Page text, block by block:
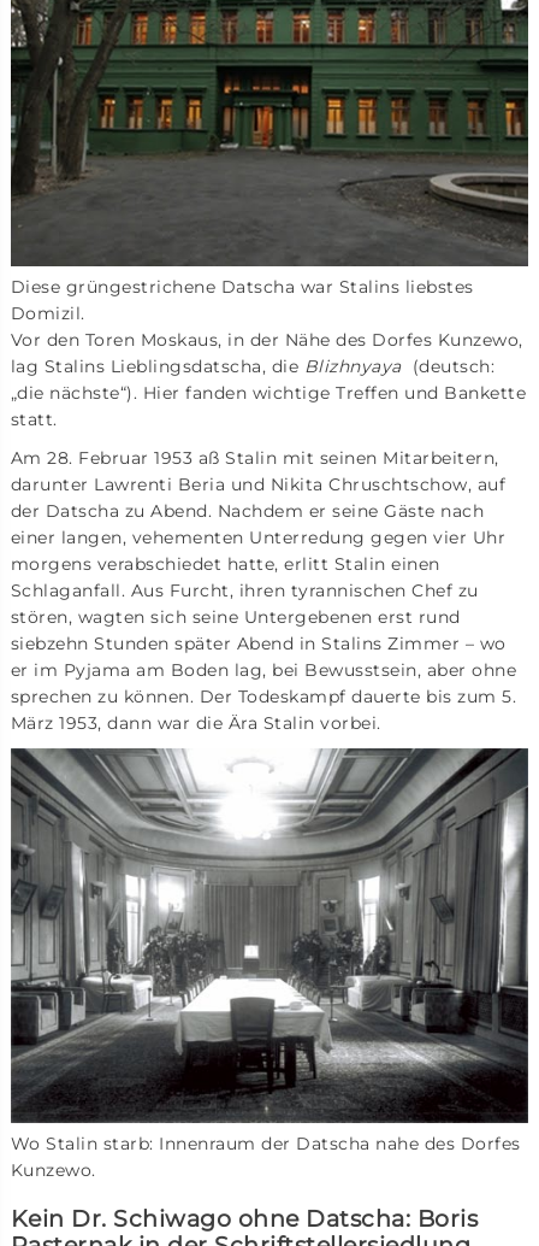
Diese grüngestrichene Datscha war Stalins liebstes
Domizil.
Vor den Toren Moskaus, in der Nähe des Dorfes Kunzewo,
lag Stalins Lieblingsdatscha, die Blizhnyaya(deutsch:
„die nächste“). Hier fanden wichtige Treffen und Bankette
statt.
Am 28. Februar 1953 aß Stalin mit seinen Mitarbeitern,
darunter Lawrenti Beria und Nikita Chruschtschow, auf
der Datscha zu Abend. Nachdem er seine Gäste nach
einer langen, vehementen Unterredung gegen vier Uhr
morgens verabschiedet hatte, erlitt Stalin einen
Schlaganfall. Aus Furcht, ihren tyrannischen Chef zu
stören, wagten sich seine Untergebenen erst rund
siebzehn Stunden später Abend in Stalins Zimmer – wo
er im Pyjama am Boden lag, bei Bewusstsein, aber ohne
sprechen zu können. Der Todeskampf dauerte bis zum 5.
März 1953, dann war die Ära Stalin vorbei.
Wo Stalin starb: Innenraum der Datscha nahe des Dorfes
Kunzewo.
Kein Dr. Schiwago ohne Datscha: Boris